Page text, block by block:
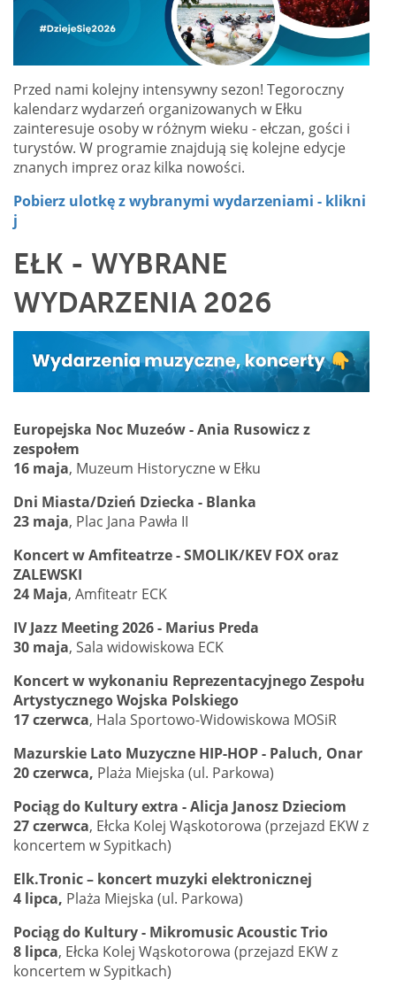
Przed nami kolejny intensywny sezon! Tegoroczny
kalendarz wydarzeń organizowanych w Ełku
zainteresuje osoby w różnym wieku - ełczan, gości i
turystów. W programie znajdują się kolejne edycje
znanych imprez oraz kilka nowości.
Pobierz ulotkę z wybranymi wydarzeniami - klikni
j
EŁK - WYBRANE
WYDARZENIA 2026
Europejska Noc Muzeów - Ania Rusowicz z
zespołem
16 maja, Muzeum Historyczne w Ełku
Dni Miasta/Dzień Dziecka - Blanka
23 maja, Plac Jana Pawła II
Koncert w Amfiteatrze - SMOLIK/KEV FOX oraz
ZALEWSKI
24 Maja, Amfiteatr ECK
IV Jazz Meeting 2026 - Marius Preda
30 maja, Sala widowiskowa ECK
Koncert w wykonaniu Reprezentacyjnego Zespołu
Artystycznego Wojska Polskiego
17 czerwca, Hala Sportowo-Widowiskowa MOSiR
Mazurskie Lato Muzyczne HIP-HOP - Paluch, Onar
20 czerwca, Plaża Miejska (ul. Parkowa)
Pociąg do Kultury extra - Alicja Janosz Dzieciom
27 czerwca, Ełcka Kolej Wąskotorowa (przejazd EKW z
koncertem w Sypitkach)
Elk.Tronic – koncert muzyki elektronicznej
4 lipca, Plaża Miejska (ul. Parkowa)
Pociąg do Kultury - Mikromusic Acoustic Trio
8 lipca, Ełcka Kolej Wąskotorowa (przejazd EKW z
koncertem w Sypitkach)